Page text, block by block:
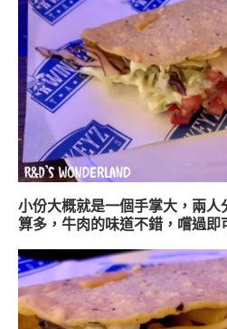
小份大概就是一個手掌大，兩
算多，牛肉的味道不錯，嚐過即